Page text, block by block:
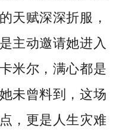
天赋深深折服，
主动邀请她进入
米尔，满心都是
未曾料到，这场
，更是人生灾难